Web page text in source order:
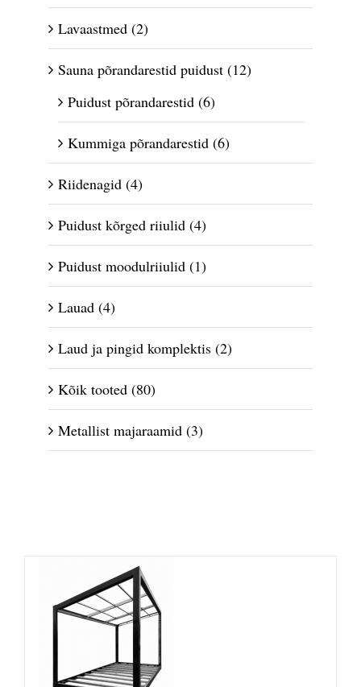
Lavaastmed (2)
Sauna põrandarestid puidust (12)
Puidust põrandarestid (6)
Kummiga põrandarestid (6)
Riidenagid (4)
Puidust kõrged riiulid (4)
Puidust moodulriiulid (1)
Lauad (4)
Laud ja pingid komplektis (2)
Kõik tooted (80)
Metallist majaraamid (3)